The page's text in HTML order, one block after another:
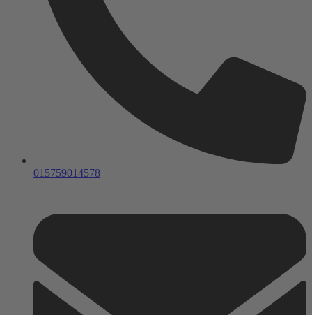
015759014578